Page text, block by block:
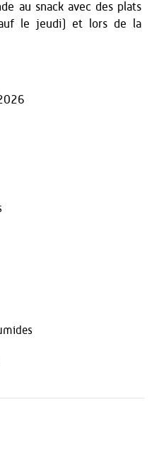
au snack avec des plats
le jeudi) et lors de la